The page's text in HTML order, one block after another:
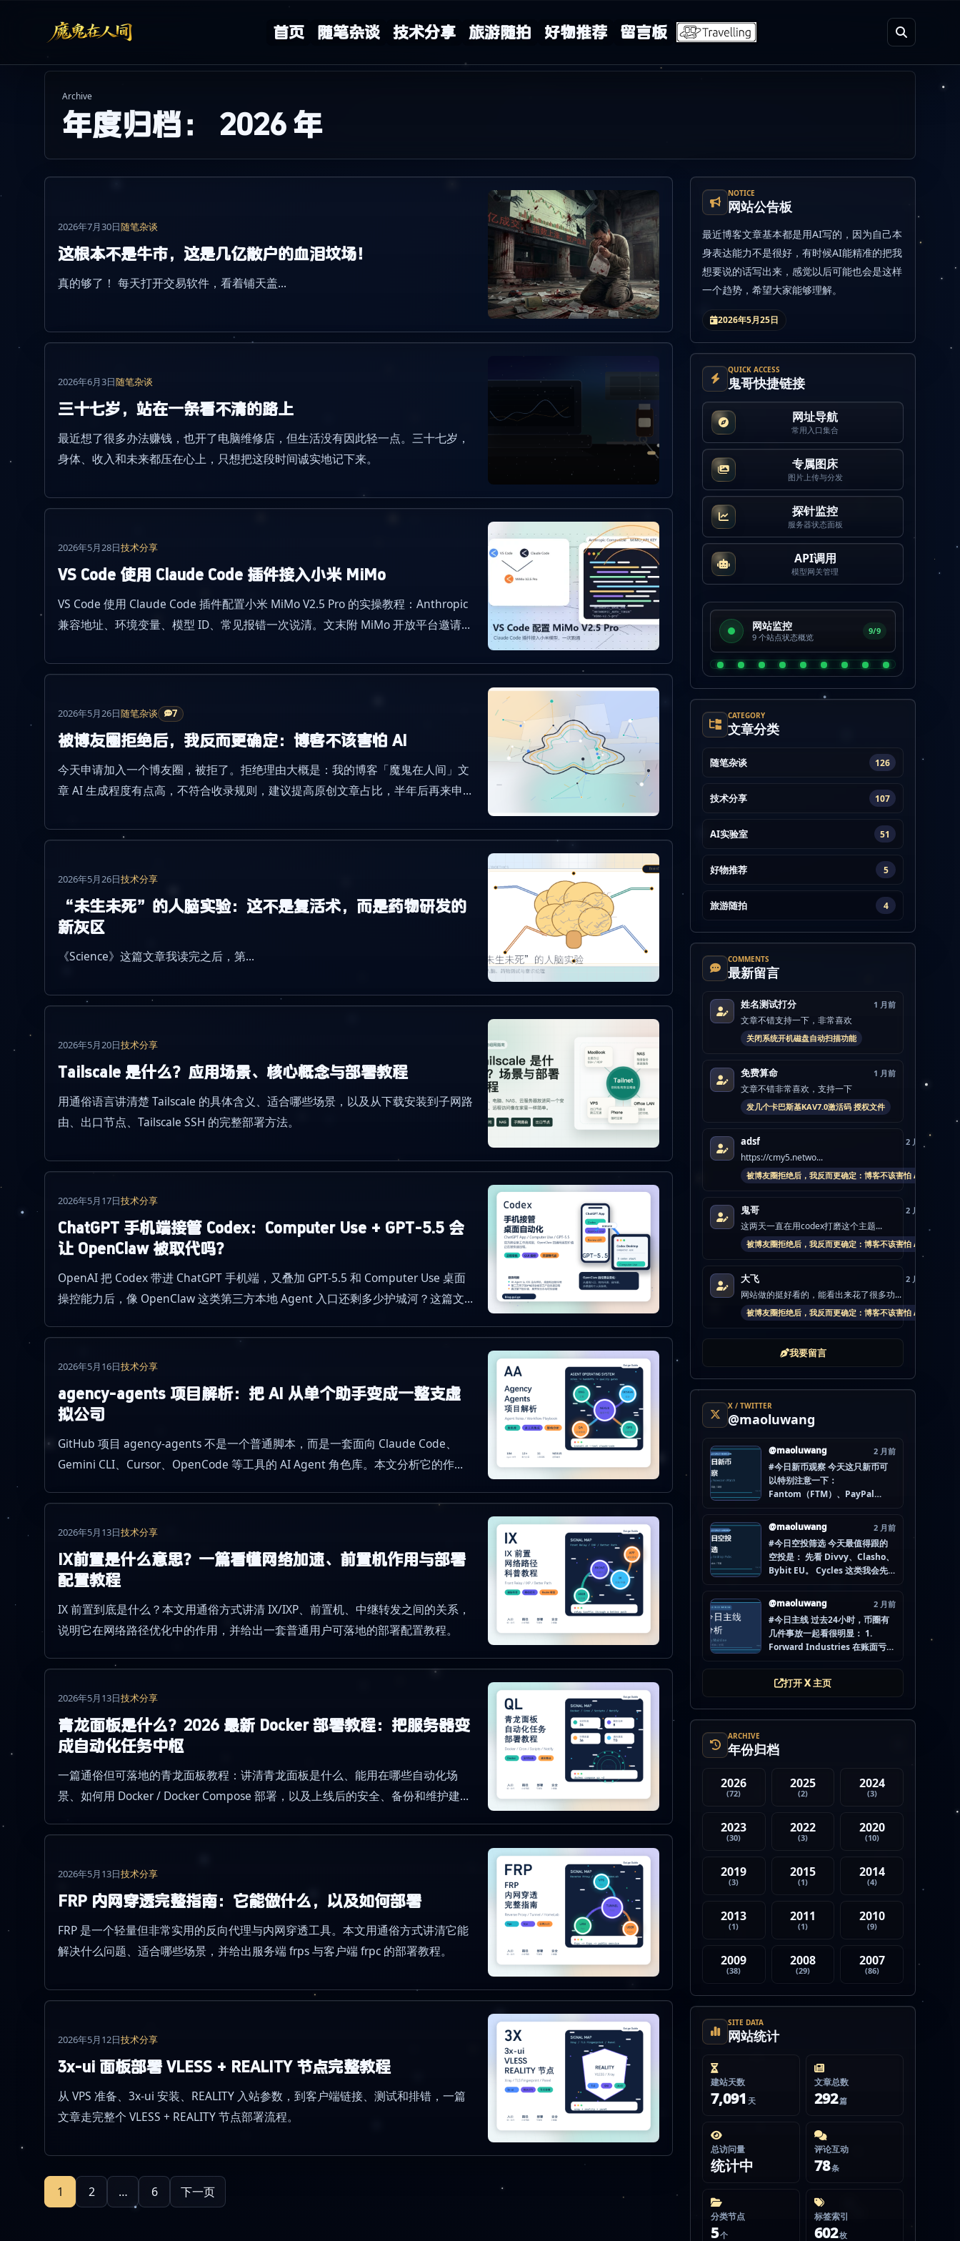
首页 随笔杂谈 技术分享 旅游随拍 好物推荐 留言板
Archive
年度归档： 2026 年
NOTICE
网站公告板
最近博客文章基本都是用AI写的，因为自己本
身表达能力不是很好，有时候AI能精准的把我
想要说的话写出来，感觉以后可能也会是这样
一个趋势，希望大家能够理解。
2026年5月25日
QUICK ACCESS
鬼哥快捷链接
网址导航
常用入口集合
专属图床
图片上传与分发
探针监控
服务器状态面板
API调用
模型网关管理
网站监控
9 个站点状态概览
9/9
CATEGORY
文章分类
随笔杂谈 126
技术分享 107
AI实验室 51
好物推荐 5
旅游随拍 4
COMMENTS
最新留言
姓名测试打分 1 月前
文章不错支持一下，非常喜欢
关闭系统开机磁盘自动扫描功能
免费算命 1 月前
文章不错非常喜欢，支持一下
发几个卡巴斯基KAV7.0激活码 授权文件
adsf 2 月前
https://cmy5.netwo...
被博友圈拒绝后，我反而更确定：博客不该害怕 AI
鬼哥 2 月前
这两天一直在用codex打磨这个主题...
被博友圈拒绝后，我反而更确定：博客不该害怕 AI
大飞 2 月前
网站做的挺好看的，能看出来花了很多功...
被博友圈拒绝后，我反而更确定：博客不该害怕 AI
我要留言
X / TWITTER
@maoluwang
@maoluwang 2 月前
#今日新币观察 今天这只新币可
以特别注意一下：
Fantom（FTM）、PayPal
Liberty Financial（WLFI）、
Internet Computer (IOU)
（ICP） 不是因为它们一定最
猛，而是更像“热度是不是在回流”
的样本。 这种时候最怕把...
@maoluwang 2 月前
#今日空投筛选 今天最值得跟的
空投是： 先看 Divvy、Clasho、
Bybit EU。 Cycles 这类我会先
后续节奏想清楚。 现在做空投最
怕的不是没项目，而是一下全
开，最后一条都没做扎实。
mao.lu/today-airdrop-
selecti… #空投项目 #...
@maoluwang 2 月前
#今日主线 过去24小时，币圈有
几件事放一起看很明显： 1.
Forward Industries 在账面亏损
非法赌博行为 3. 加密亿万富翁继
打开 X 主页
ARCHIVE
年份归档
2026
(72)
2025
(2)
2024
(3)
2023
(30)
2022
(3)
2020
(10)
2019
(3)
2015
(1)
2014
(4)
2013
(1)
2011
(1)
2010
(9)
2009
(38)
2008
(29)
2007
(86)
SITE DATA
网站统计
建站天数
7,091 天
文章总数
292篇
总访问量
统计中
评论互动
78条
分类节点
5个
标签索引
602枚
2026年7月30日随笔杂谈
这根本不是牛市，这是几亿散户的血泪坟场！
真的够了！ 每天打开交易软件，看着铺天盖...
2026年6月3日随笔杂谈
三十七岁，站在一条看不清的路上
最近想了很多办法赚钱，也开了电脑维修店，但生活没有因此轻一点。三十七岁，
身体、收入和未来都压在心上，只想把这段时间诚实地记下来。
2026年5月28日技术分享
VS Code 使用 Claude Code 插件接入小米 MiMo
VS Code 使用 Claude Code 插件配置小米 MiMo V2.5 Pro 的实操教程：Anthropic
兼容地址、环境变量、模型 ID、常见报错一次说清。文末附 MiMo 开放平台邀请码
40 天有效。
2026年5月26日随笔杂谈 7
被博友圈拒绝后，我反而更确定：博客不该害怕 AI
今天申请加入一个博友圈，被拒了。拒绝理由大概是：我的博客「魔鬼在人间」文
章 AI 生成程度有点高，不符合收录规则，建议提高原创文章占比，半年后再来申
2026年5月26日技术分享
“未生未死”的人脑实验：这不是复活术，而是药物研发的
新灰区
《Science》这篇文章我读完之后，第...
2026年5月20日技术分享
Tailscale 是什么？应用场景、核心概念与部署教程
用通俗语言讲清楚 Tailscale 的具体含义、适合哪些场景，以及从下载安装到子网路
由、出口节点、Tailscale SSH 的完整部署方法。
2026年5月17日技术分享
ChatGPT 手机端接管 Codex：Computer Use + GPT-5.5 会
让 OpenClaw 被取代吗？
OpenAI 把 Codex 带进 ChatGPT 手机端，又叠加 GPT-5.5 和 Computer Use 桌面
操控能力后，像 OpenClaw 这类第三方本地 Agent 入口还剩多少护城河？这篇文
2026年5月16日技术分享
agency-agents 项目解析：把 AI 从单个助手变成一整支虚
拟公司
GitHub 项目 agency-agents 不是一个普通脚本，而是一套面向 Claude Code、
Gemini CLI、Cursor、OpenCode 等工具的 AI Agent 角色库。本文分析它的作
2026年5月13日技术分享
IX前置是什么意思？一篇看懂网络加速、前置机作用与部署
配置教程
IX 前置到底是什么？本文用通俗方式讲清 IX/IXP、前置机、中继转发之间的关系，
说明它在网络路径优化中的作用，并给出一套普通用户可落地的部署配置教程。
2026年5月13日技术分享
青龙面板是什么？2026 最新 Docker 部署教程：把服务器变
成自动化任务中枢
一篇通俗但可落地的青龙面板教程：讲清青龙面板是什么、能用在哪些自动化场
景、如何用 Docker / Docker Compose 部署，以及上线后的安全、备份和维护建
2026年5月13日技术分享
FRP 内网穿透完整指南：它能做什么，以及如何部署
FRP 是一个轻量但非常实用的反向代理与内网穿透工具。本文用通俗方式讲清它能
解决什么问题、适合哪些场景，并给出服务端 frps 与客户端 frpc 的部署教程。
2026年5月12日技术分享
3x-ui 面板部署 VLESS + REALITY 节点完整教程
从 VPS 准备、3x-ui 安装、REALITY 入站参数，到客户端链接、测试和排错，一篇
文章走完整个 VLESS + REALITY 节点部署流程。
文1 2 … 6 下一页